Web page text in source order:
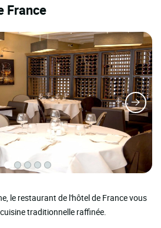
France
le restaurant de l'hôtel de France vous
traditionnelle raffinée.